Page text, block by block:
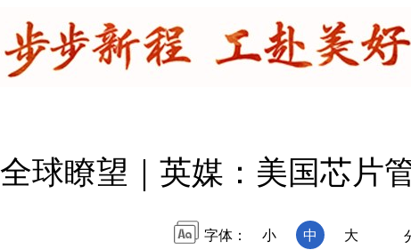
全球瞭望｜英媒：美国芯片
字体： 小 中 大